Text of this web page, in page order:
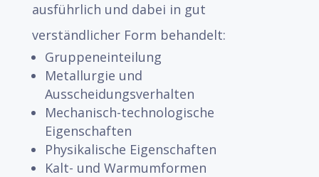
ausführlich und dabei in gut
verständlicher Form behandelt:
Gruppeneinteilung
Metallurgie und
Ausscheidungsverhalten
Mechanisch-technologische
Eigenschaften
Physikalische Eigenschaften
Kalt- und Warmumformen